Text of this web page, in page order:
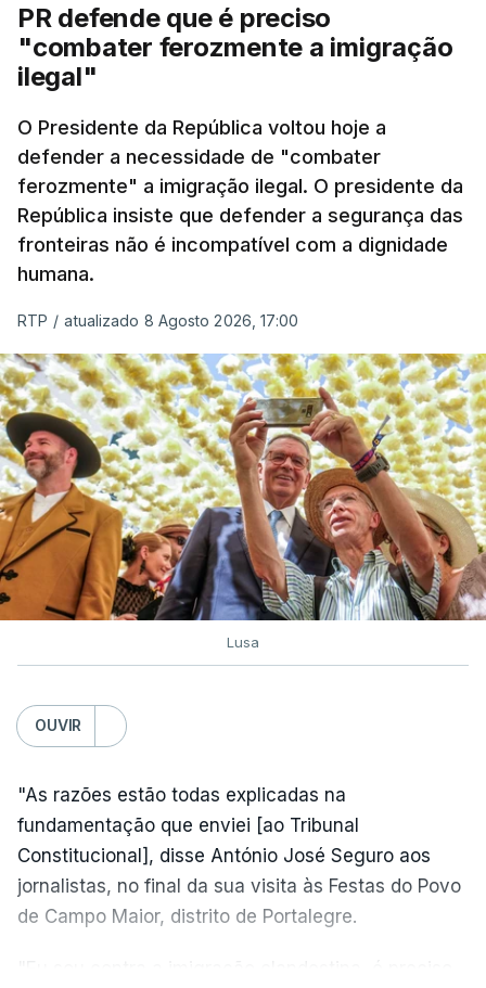
articulação com a Marinha, a Autoridade Marítima
Nacional e a Força Aérea.
apreendida mais cocaína até ao momento de que
em todo o ano de 2025.
A ação de prevenção visa a deteção em alto mar
de embarcações de alta velocidade (EAV) que
utilizam a costa nacional para o tráfico de droga.
c/ Lusa
PR defende que é preciso
"combater ferozmente a imigração
ilegal"
O Presidente da República voltou hoje a
defender a necessidade de "combater
ferozmente" a imigração ilegal. O presidente da
República insiste que defender a segurança das
fronteiras não é incompatível com a dignidade
humana.
RTP / atualizado 8 Agosto 2026, 17:00
Lusa
OUVIR
"As razões estão todas explicadas na
fundamentação que enviei [ao Tribunal
Constitucional], disse António José Seguro aos
jornalistas, no final da sua visita às Festas do Povo
de Campo Maior, distrito de Portalegre.